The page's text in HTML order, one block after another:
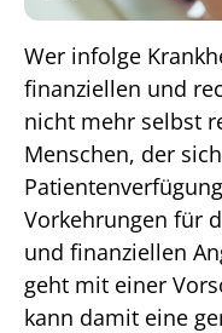
Wer infolge
finanziellen und
nicht mehr selbst
Menschen, der
Vorkehrungen für
und finanziellen
geht mit einer
kann damit eine